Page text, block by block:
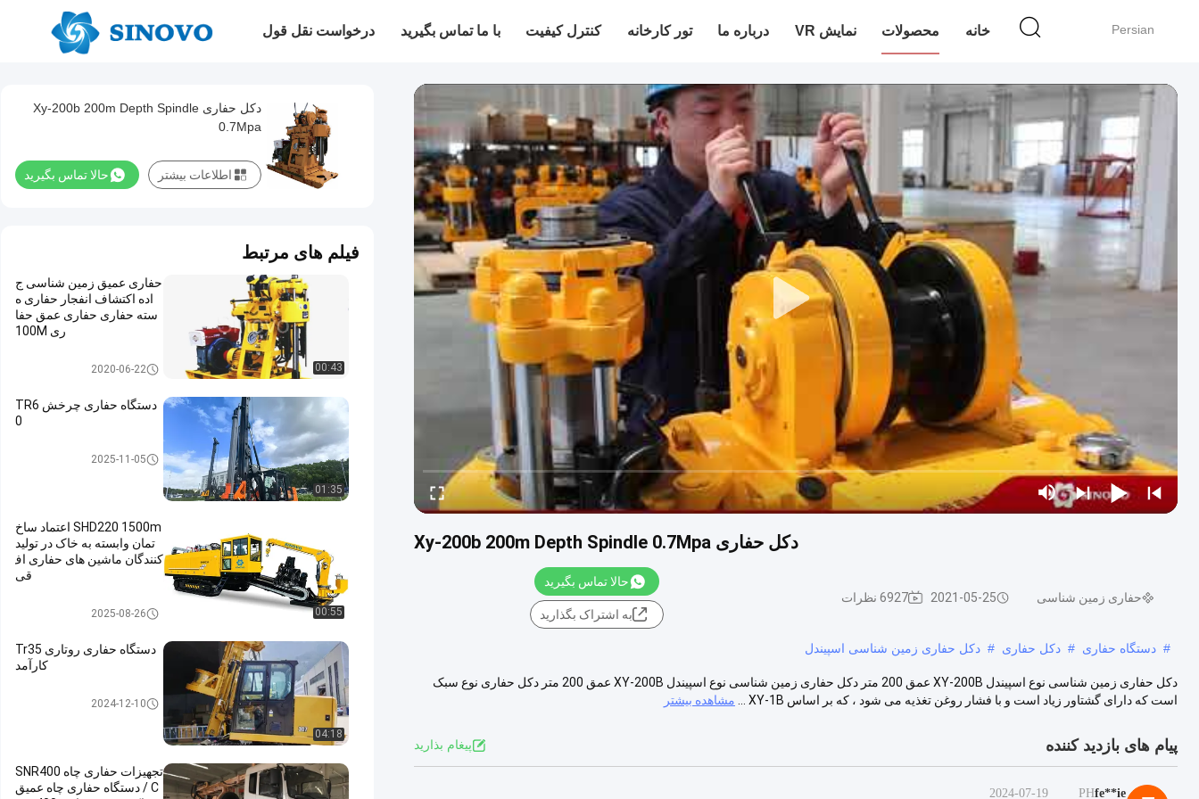
Persian خانه محصولات نمایش VR درباره ما تور کارخانه کنترل کیفیت با ما تماس بگیرید درخواست نقل قول
دکل حفاری Xy-200b 200m Depth Spindle 0.7Mpa
حفاری زمین شناسی 2021-05-25 6927 نظرات
حالا تماس بگیرید
به اشتراک بگذارید
# دستگاه حفاری # دکل حفاری # دکل حفاری زمین شناسی اسپیندل
دکل حفاری زمین شناسی نوع اسپیندل XY-200B عمق 200 متر دکل حفاری زمین شناسی نوع اسپیندل XY-200B عمق 200 متر دکل حفاری نوع سبک
است که دارای گشتاور زیاد است و با فشار روغن تغذیه می شود ، که بر اساس XY-1B ...
مشاهده بیشتر
پیام های بازدید کننده پيغام بذاريد
fe**ie
PH
2024-07-19
دکل حفاری Xy-200b 200m Depth Spindle
0.7Mpa
حالا تماس بگیرید اطلاعات بیشتر
فیلم های مرتبط
00:43
حفاری عمیق زمین شناسی ج
اده اکتشاف انفجار حفاری ه
سته حفاری حفاری عمق حفا
ری 100M
حفاری زمین شناسی2020-06-22
01:35
دستگاه حفاری چرخش TR6
0
2025-11-05
00:55
SHD220 1500m اعتماد ساخ
تمان وابسته به خاک در تولید
کنندگان ماشین های حفاری اف
قی
حفاری افقی جهت2025-08-26
04:18
دستگاه حفاری روتاری Tr35
کارآمد
2024-12-10
تجهیزات حفاری چاه SNR400
C / دستگاه حفاری چاه عمیق